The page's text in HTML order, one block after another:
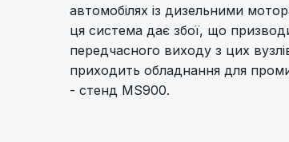
автомобілях із дизельними
ця система дає збої, що
передчасного виходу з цих
приходить обладнання для
- стенд MS900.